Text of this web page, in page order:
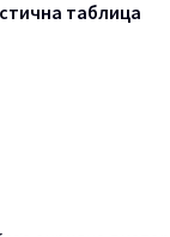
таблица